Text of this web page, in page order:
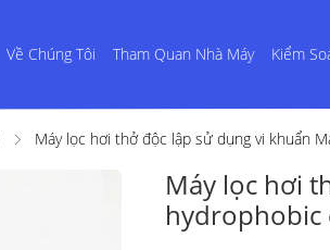
Về Chúng Tôi Tham Quan Nhà Máy Kiểm
Máy lọc hơi thở độc lập sử dụng vi khuẩn
Máy lọc hơi
hydrophobic